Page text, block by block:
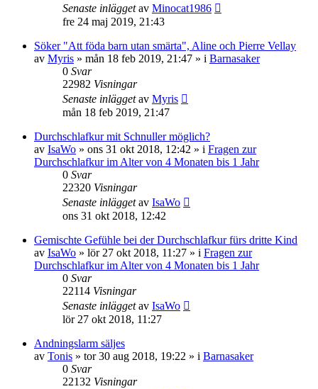
Senaste inläggetav Minocat1986
fre 24 maj 2019, 21:43
Söker "Att föda barn utan smärta", Aline och Pierre Vellay
av Myris » mån 18 feb 2019, 21:47 » i Barnasaker
0 Svar
22982 Visningar
Senaste inläggetav Myris
mån 18 feb 2019, 21:47
Durchschlafkur mit Schnuller möglich?
av IsaWo » ons 31 okt 2018, 12:42 » i Fragen zur
Durchschlafkur im Alter von 4 Monaten bis 1 Jahr
0 Svar
22320 Visningar
Senaste inläggetav IsaWo
ons 31 okt 2018, 12:42
Gemischte Gefühle bei der Durchschlafkur fürs dritte Kind
av IsaWo » lör 27 okt 2018, 11:27 » i Fragen zur
Durchschlafkur im Alter von 4 Monaten bis 1 Jahr
0 Svar
22114 Visningar
Senaste inläggetav IsaWo
lör 27 okt 2018, 11:27
Andningslarm säljes
av Tonis » tor 30 aug 2018, 19:22 » i Barnasaker
0 Svar
22132 Visningar